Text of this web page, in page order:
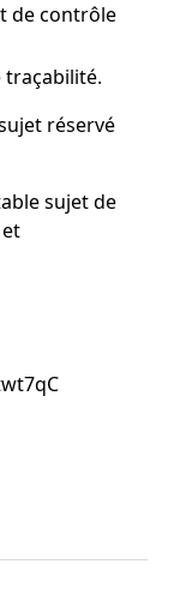
de contrôle
traçabilité.
réservé
sujet de